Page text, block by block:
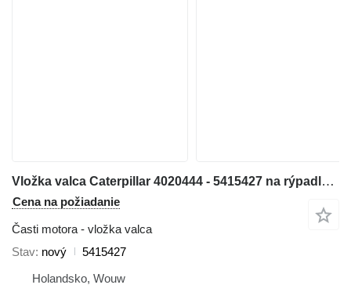
Vložka valca Caterpillar 4020444 - 5415427 na rýpadla Caterpillar 6018
Cena na požiadanie
Časti motora - vložka valca
Stav nový
5415427
Holandsko, Wouw